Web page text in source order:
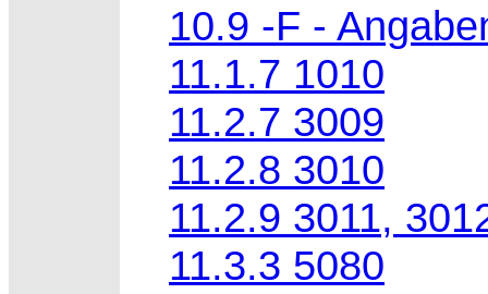
10.9 -F -
11.1.7 1010
11.2.7 3009
11.2.8 3010
11.2.9 3011,
11.3.3 5080